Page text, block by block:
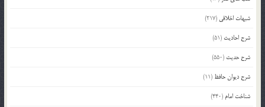
شبهات اخلاقی (217)
شرح احادیث (51)
شرح حدیث (550)
شرح دیوان حافظ (11)
شناخت امام (440)